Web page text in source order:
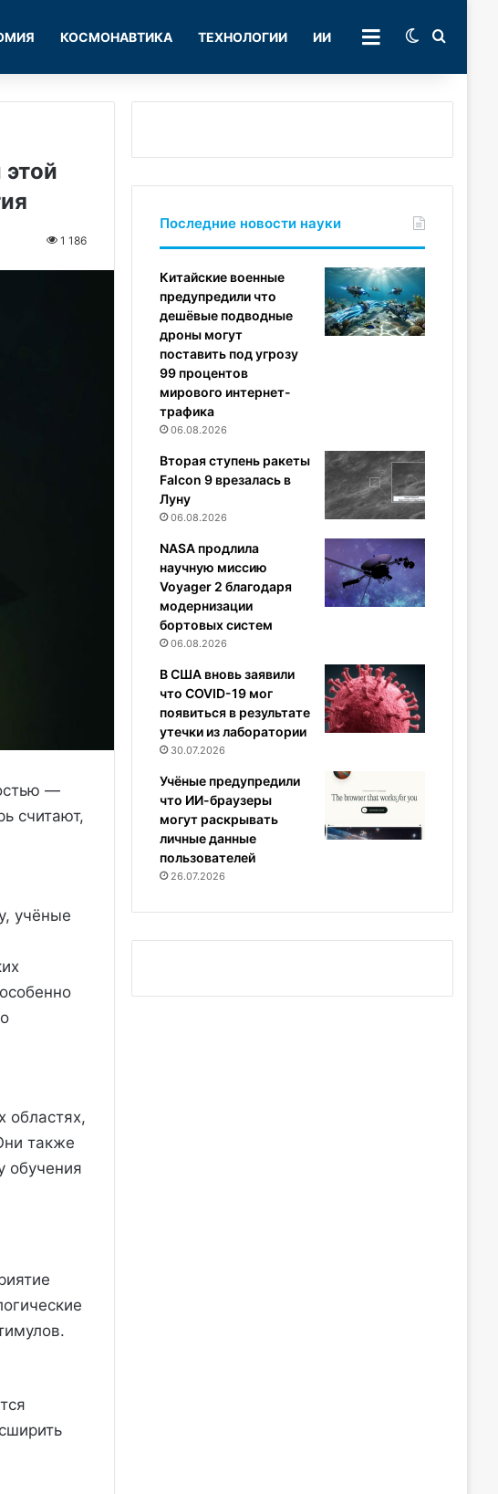
КОСМОНАВТИКА ТЕХНОЛОГИИ ИИ РУБРИКИSwitch skin
1 186
—
считают,
учёные
областях,
также
обучения
Последние новости науки
Китайские военные
предупредили что
дешёвые подводные
дроны могут
поставить под угрозу
99 процентов
мирового интернет-
трафика
06.08.2026
Вторая ступень ракеты
Falcon 9 врезалась в
Луну
06.08.2026
NASA продлила
научную миссию
Voyager 2 благодаря
модернизации
бортовых систем
06.08.2026
В США вновь заявили
что COVID-19 мог
появиться в результате
утечки из лаборатории
30.07.2026
Учёные предупредили
что ИИ-браузеры
могут раскрывать
личные данные
пользователей
26.07.2026